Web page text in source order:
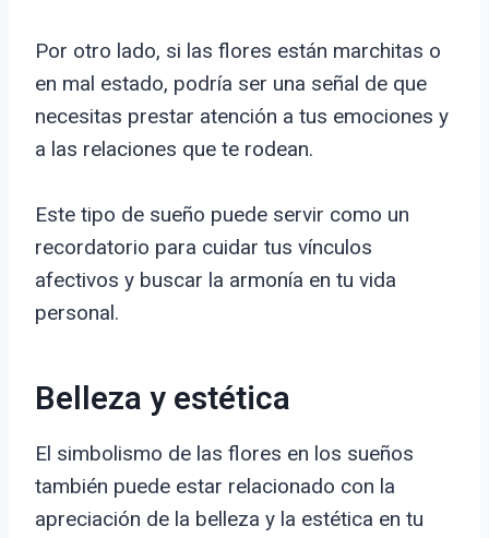
Por otro lado, si las flores están marchitas o
en mal estado, podría ser una señal de que
necesitas prestar atención a tus emociones y
a las relaciones que te rodean.
Este tipo de sueño puede servir como un
recordatorio para cuidar tus vínculos
afectivos y buscar la armonía en tu vida
personal.
Belleza y estética
El simbolismo de las flores en los sueños
también puede estar relacionado con la
apreciación de la belleza y la estética en tu